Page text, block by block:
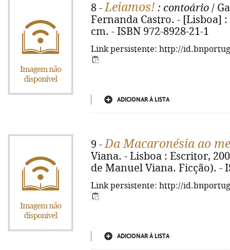
8 -Leiamos! : contoário /
Fernanda Castro. - [Lisboa]
cm. - ISBN 972-8928-21-1
Link persistente: http://
ADICIONAR À LISTA
9 -Da Macaronésia ao
Viana. - Lisboa : Escritor,
de Manuel Viana. Ficção). -
Link persistente: http://
ADICIONAR À LISTA